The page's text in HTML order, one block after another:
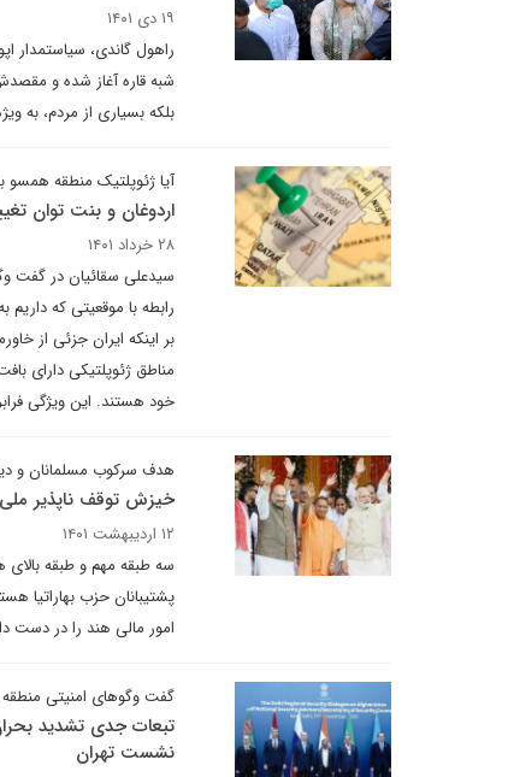
۱۹ دی ۱۴۰۱
شبه قاره آغاز شده و
بلکه بسیاری از مردم، به
آیا ژئوپلتیک منطقه همسو
اردوغان و بنت توان
۲۸ خرداد ۱۴۰۱
سیدعلی سقائیان در گفت
رابطه با موقعیتی که
بر اینکه ایران جزئی از
مناطق ژئوپلتیکی دارای
خود هستند. این ویژگی
هدف سرکوب مسلمانان و
خیزش توقف ناپذیر
۱۲ اردیبهشت ۱۴۰۱
سه طبقه مهم و طبقه بالای
امور مالی هند را در دست
گفت وگوهای امنیتی منطقه
تبعات جدی تشدید
نشست تهران